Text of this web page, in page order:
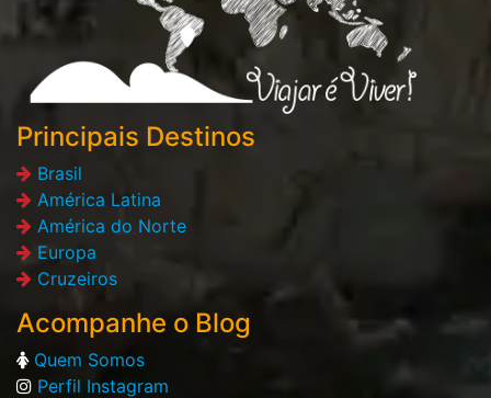
Principais Destinos
Brasil
América Latina
América do Norte
Europa
Cruzeiros
Acompanhe o Blog
Quem Somos
Perfil Instagram